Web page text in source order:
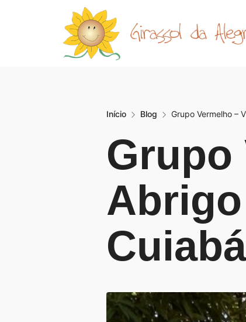
Início Blog Grupo Vermelho –
Grupo